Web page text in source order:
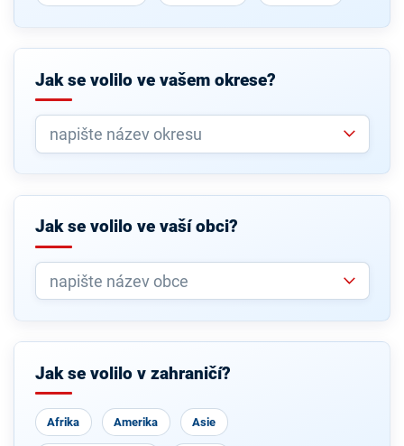
Jak se volilo ve vašem okrese?
Jak se volilo ve vaší obci?
Jak se volilo v zahraničí?
Afrika Amerika Asie